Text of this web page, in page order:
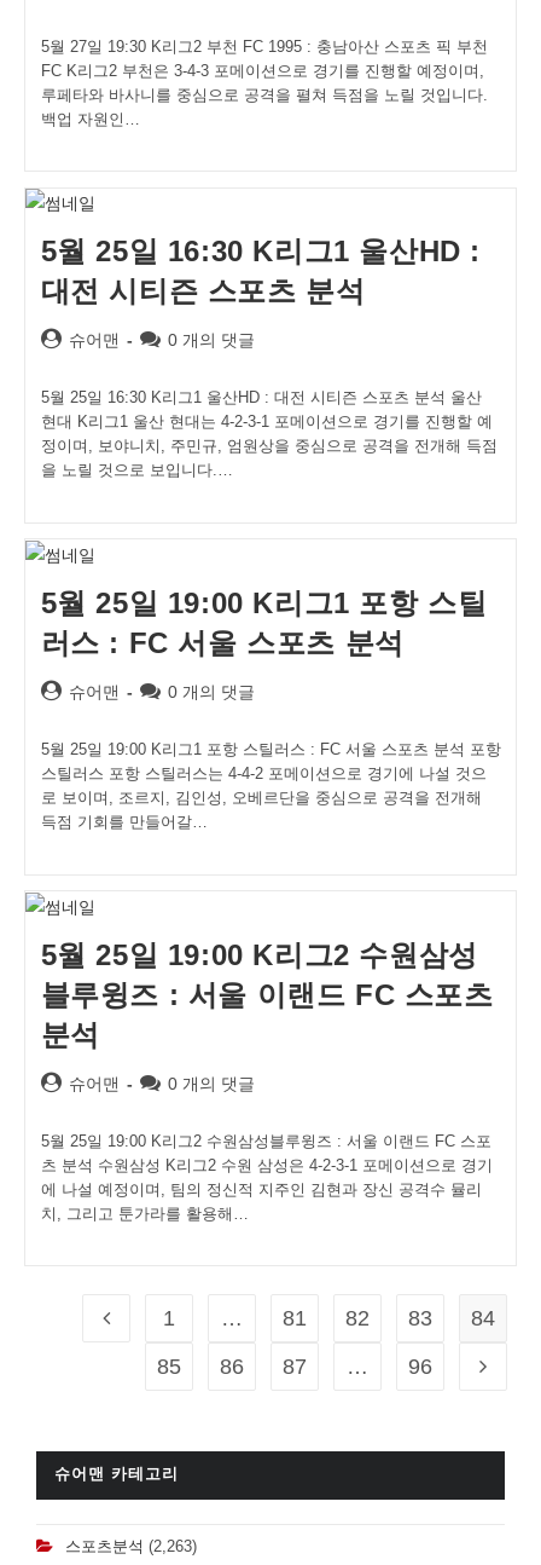
5월 27일 19:30 K리그2 부천 FC 1995 : 충남아산 스포츠 픽 부천
FC K리그2 부천은 3-4-3 포메이션으로 경기를 진행할 예정이며,
루페타와 바사니를 중심으로 공격을 펼쳐 득점을 노릴 것입니다.
백업 자원인…
5월 25일 16:30 K리그1 울산HD :
대전 시티즌 스포츠 분석
Post슈어맨
Post0 개의 댓글
5월 25일 16:30 K리그1 울산HD : 대전 시티즌 스포츠 분석 울산
현대 K리그1 울산 현대는 4-2-3-1 포메이션으로 경기를 진행할 예
정이며, 보야니치, 주민규, 엄원상을 중심으로 공격을 전개해 득점
을 노릴 것으로 보입니다.…
5월 25일 19:00 K리그1 포항 스틸
러스 : FC 서울 스포츠 분석
Post슈어맨
Post0 개의 댓글
5월 25일 19:00 K리그1 포항 스틸러스 : FC 서울 스포츠 분석 포항
스틸러스 포항 스틸러스는 4-4-2 포메이션으로 경기에 나설 것으
로 보이며, 조르지, 김인성, 오베르단을 중심으로 공격을 전개해
득점 기회를 만들어갈…
5월 25일 19:00 K리그2 수원삼성
블루윙즈 : 서울 이랜드 FC 스포츠
분석
Post슈어맨
Post0 개의 댓글
5월 25일 19:00 K리그2 수원삼성블루윙즈 : 서울 이랜드 FC 스포
츠 분석 수원삼성 K리그2 수원 삼성은 4-2-3-1 포메이션으로 경기
에 나설 예정이며, 팀의 정신적 지주인 김현과 장신 공격수 뮬리
치, 그리고 툰가라를 활용해…
Go to the previous page
1 … 81 82 83
84
85
86 87 … 96 Go to
슈어맨 카테고리
스포츠분석 (2,263)